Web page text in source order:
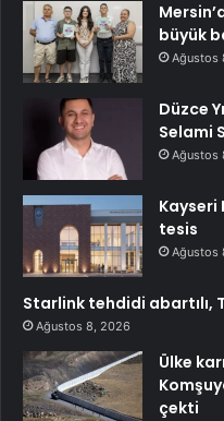
büyük
Ağustos
Düzce
Selami
Ağustos
Kayseri
tesis
Ağustos
Starlink tehdidi abartılı,
Ağustos 8, 2026
Ülke
çekti